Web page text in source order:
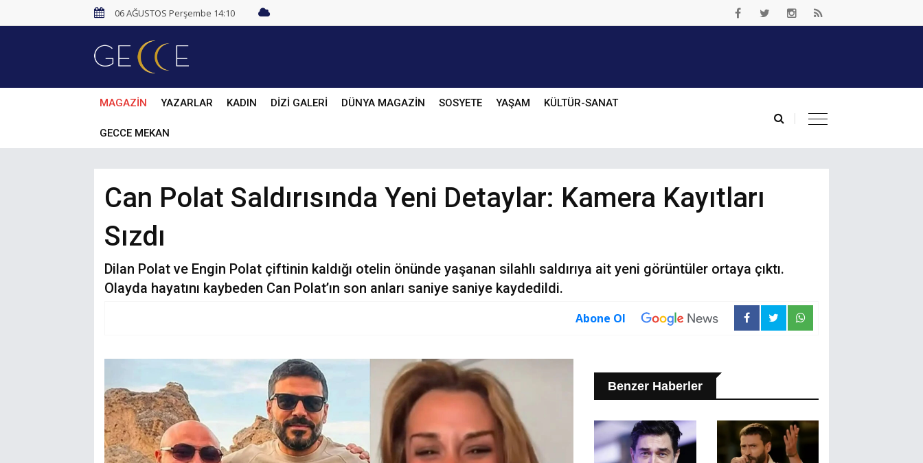
06 AĞUSTOS Perşembe 14:10
MAGAZİN YAZARLAR KADIN DİZİ GALERİ DÜNYA MAGAZİN SOSYETE YAŞAM KÜLTÜR-SANAT
GECCE MEKAN
Can Polat Saldırısında Yeni Detaylar: Kamera Kayıtları
Sızdı
Dilan Polat ve Engin Polat çiftinin kaldığı otelin önünde yaşanan silahlı saldırıya ait yeni görüntüler ortaya çıktı.
Olayda hayatını kaybeden Can Polat’ın son anları saniye saniye kaydedildi.
Abone Ol
Benzer Haberler